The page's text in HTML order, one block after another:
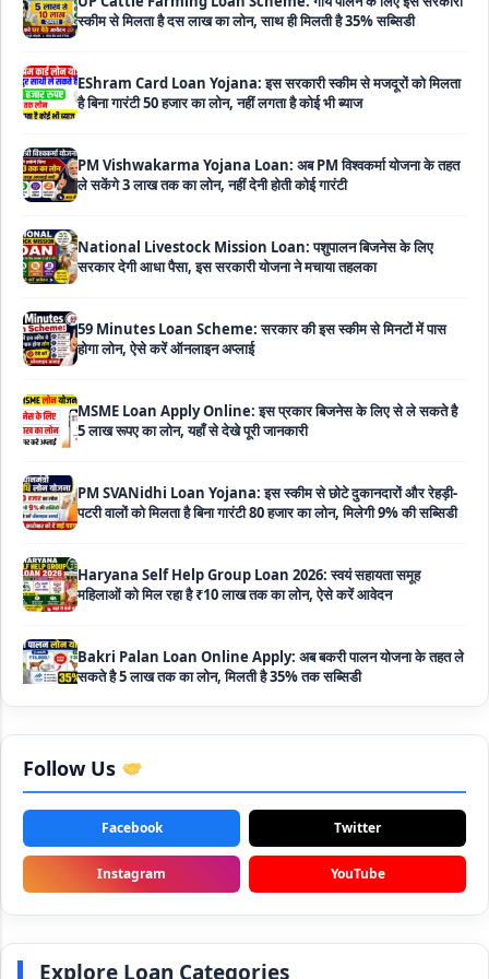
EShram Card Loan Yojana: इस सरकारी स्कीम से मजदूरों को मिलता
PM Vishwakarma Yojana Loan: अब PM विश्वकर्मा योजना के तहत
National Livestock Mission Loan: पशुपालन बिजनेस के लिए
59 Minutes Loan Scheme: सरकार की इस स्कीम से मिनटों में पास
MSME Loan Apply Online: इस प्रकार बिजनेस के लिए से ले सकते है
PM SVANidhi Loan Yojana: इस स्कीम से छोटे दुकानदारों और रेहड़ी-
Haryana Self Help Group Loan 2026: स्वयं सहायता समूह
Bakri Palan Loan Online Apply: अब बकरी पालन योजना के तहत ले
SBI Animal Husbandry Loan Scheme: SBI पशुपालन लोन
योजना के फॉर्म फिर से हुए शुरू, बिना गारंटी मिलता है 1 लाख से लेकर 10 लाख
तक का लोन
Mahila Samriddhi Loan Yojana: महिला समृद्धि योजना के तहत
महिलाओ को मिलता है पुरे 1 लाख का लोन, कम ब्याज के साथ तगड़ी सब्सिडी
NHFDC E-Rickshaw Loan Scheme Apply Online: अब ई-
रिक्शा खरीदने के लिए सकते है 1.5 लाख का सरकारी लोन, मिलेगी 50% तक
सब्सिडी
Rashtriya Gokul Mission Loan Scheme 2026: इस सरकारी
स्कीम से गाय डेयरी के लिए मिलेगा तगड़ी सब्सिडी के साथ लोन, आप भी ऐसे उठा
सकते है लाभ
Follow Us
Facebook Twitter
Instagram YouTube
Explore Loan Categories